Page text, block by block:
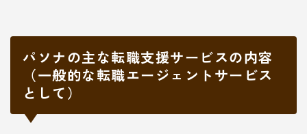
パソナの主な転職支援サービスの内容
（一般的な転職エージェントサービス
として）